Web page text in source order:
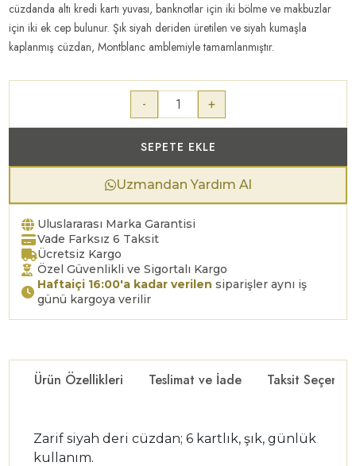
cüzdanda altı kredi kartı yuvası, banknotlar için iki bölme ve makbuzlar
için iki ek cep bulunur. Şık siyah deriden üretilen ve siyah kumaşla
kaplanmış cüzdan, Montblanc amblemiyle tamamlanmıştır.
- +
SEPETE EKLE
Uzmandan Yardım Al
Uluslararası Marka Garantisi
Vade Farksız 6 Taksit
Ücretsiz Kargo
Özel Güvenlikli ve Sigortalı Kargo
Haftaiçi 16:00'a kadar verilen siparişler aynı iş
günü kargoya verilir
Ürün Özellikleri Teslimat ve İade Taksit
Zarif siyah deri cüzdan; 6 kartlık, şık, günlük
kullanım.